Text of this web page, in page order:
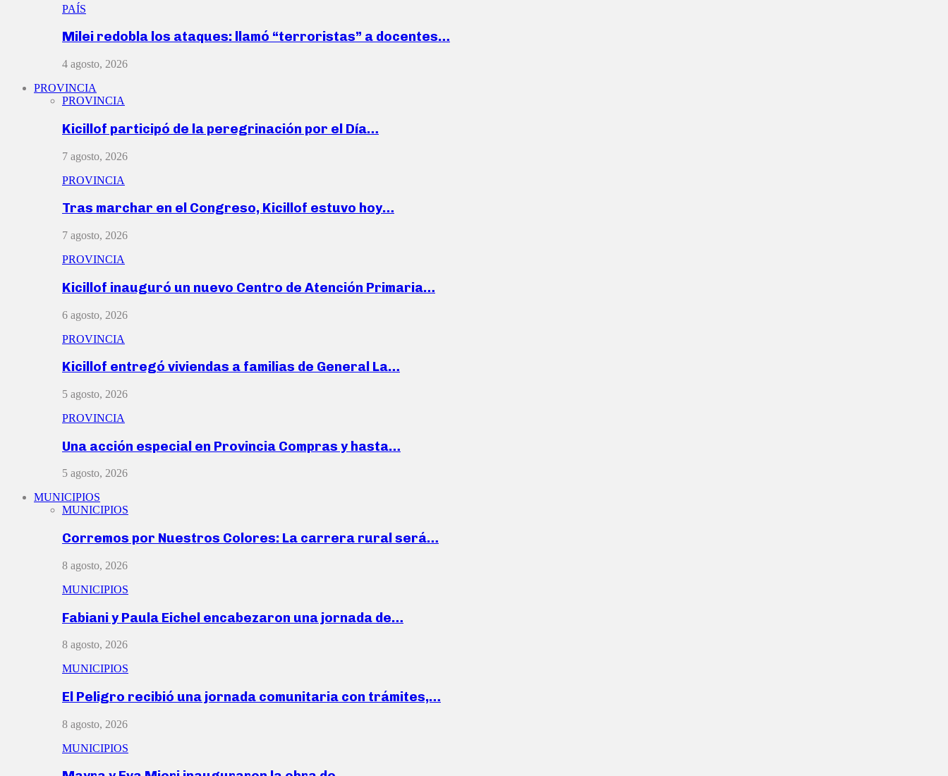
PAÍS
Milei redobla los ataques: llamó “terroristas” a docentes…
4 agosto, 2026
PROVINCIA
PROVINCIA
Kicillof participó de la peregrinación por el Día…
7 agosto, 2026
PROVINCIA
Tras marchar en el Congreso, Kicillof estuvo hoy…
7 agosto, 2026
PROVINCIA
Kicillof inauguró un nuevo Centro de Atención Primaria…
6 agosto, 2026
PROVINCIA
Kicillof entregó viviendas a familias de General La…
5 agosto, 2026
PROVINCIA
Una acción especial en Provincia Compras y hasta…
5 agosto, 2026
MUNICIPIOS
MUNICIPIOS
Corremos por Nuestros Colores: La carrera rural será…
8 agosto, 2026
MUNICIPIOS
Fabiani y Paula Eichel encabezaron una jornada de…
8 agosto, 2026
MUNICIPIOS
El Peligro recibió una jornada comunitaria con trámites,…
8 agosto, 2026
MUNICIPIOS